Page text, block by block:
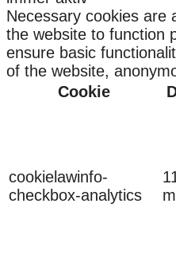
Necessary cookies are
the website to function
ensure basic
of the website,
Cookie
cookielawinfo-
checkbox-analytics